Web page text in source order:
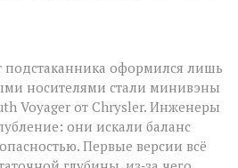
оформился лишь
носителями стали минивэны
Voyager от Chrysler. Инженеры
они искали баланс
Первые версии всё